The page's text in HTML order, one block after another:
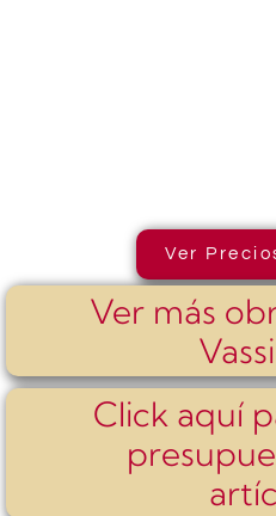
Ver
Ver más
Click aquí